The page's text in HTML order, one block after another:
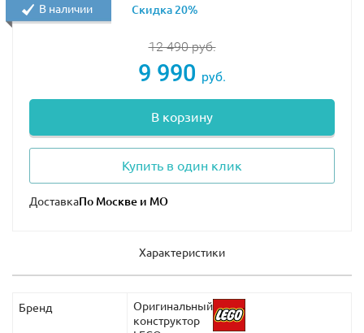
12 490руб.
9 990 руб.
В корзину
Купить в один клик
Доставка
В наличии Скидка 20%
Характеристики
Бренд
Оригинальный
конструктор